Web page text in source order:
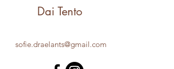
Dai Tento
sofie.draelants@gmail.com